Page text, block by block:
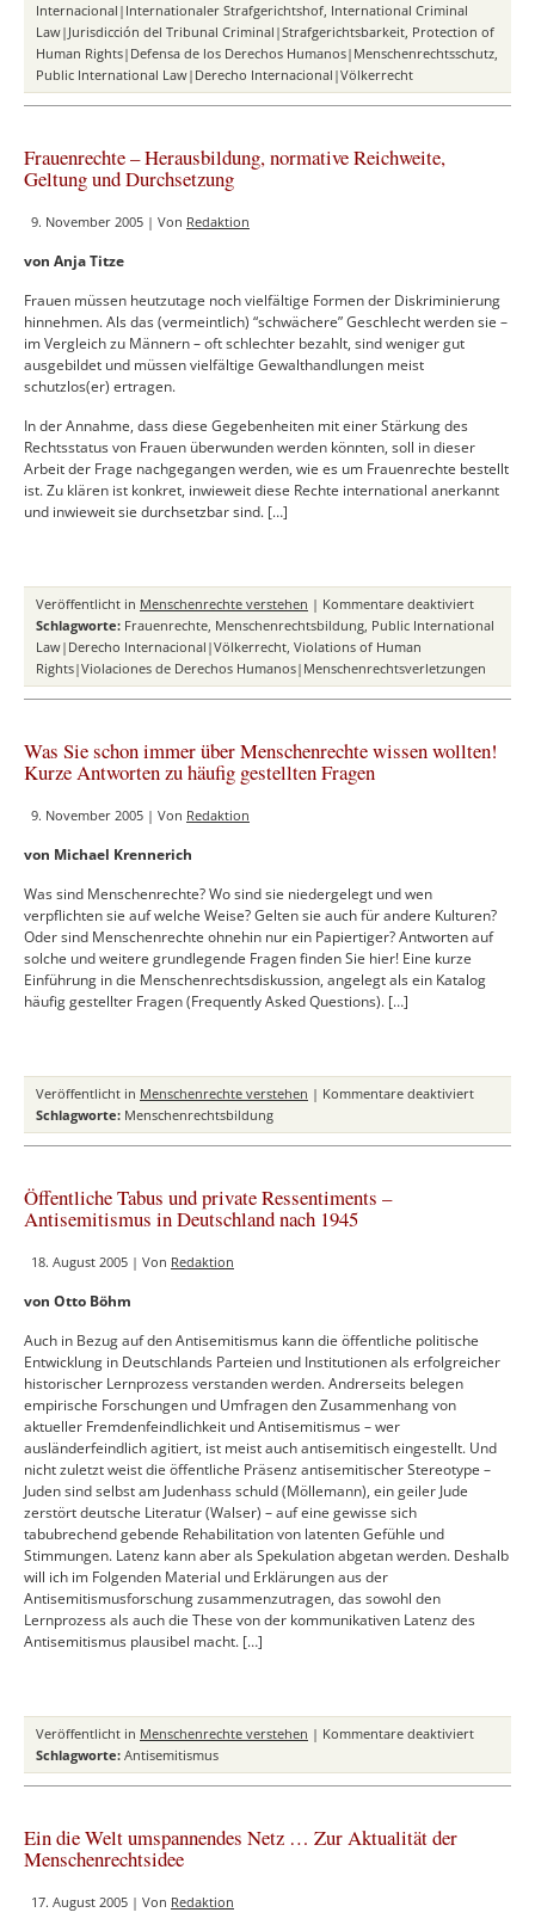
nach
Den
–
Internacional|Internationaler Strafgerichtshof, International Criminal
Law|Jurisdicción del Tribunal Criminal|Strafgerichtsbarkeit, Protection of
Human Rights|Defensa de los Derechos Humanos|Menschenrechtsschutz,
Public International Law|Derecho Internacional|Völkerrecht
Frauenrechte – Herausbildung, normative Reichweite,
Geltung und Durchsetzung
9. November 2005 | Von Redaktion
von Anja Titze
Frauen müssen heutzutage noch vielfältige Formen der Diskriminierung
hinnehmen. Als das (vermeintlich) “schwächere” Geschlecht werden sie –
im Vergleich zu Männern – oft schlechter bezahlt, sind weniger gut
ausgebildet und müssen vielfältige Gewalthandlungen meist
schutzlos(er) ertragen.
In der Annahme, dass diese Gegebenheiten mit einer Stärkung des
Rechtsstatus von Frauen überwunden werden könnten, soll in dieser
Arbeit der Frage nachgegangen werden, wie es um Frauenrechte bestellt
ist. Zu klären ist konkret, inwieweit diese Rechte international anerkannt
und inwieweit sie durchsetzbar sind. […]
Veröffentlicht in Menschenrechte verstehen | Kommentare deaktiviertfür
und
Schlagworte: Frauenrechte, Menschenrechtsbildung, Public International
Law|Derecho Internacional|Völkerrecht, Violations of Human
Rights|Violaciones de Derechos Humanos|Menschenrechtsverletzungen
Was Sie schon immer über Menschenrechte wissen wollten!
Kurze Antworten zu häufig gestellten Fragen
9. November 2005 | Von Redaktion
von Michael Krennerich
Was sind Menschenrechte? Wo sind sie niedergelegt und wen
verpflichten sie auf welche Weise? Gelten sie auch für andere Kulturen?
Oder sind Menschenrechte ohnehin nur ein Papiertiger? Antworten auf
solche und weitere grundlegende Fragen finden Sie hier! Eine kurze
Einführung in die Menschenrechtsdiskussion, angelegt als ein Katalog
häufig gestellter Fragen (Frequently Asked Questions). […]
Veröffentlicht in Menschenrechte verstehen | Kommentare deaktiviertfür
Sie
häufig
gestellten
Schlagworte: Menschenrechtsbildung
Öffentliche Tabus und private Ressentiments –
Antisemitismus in Deutschland nach 1945
18. August 2005 | Von Redaktion
von Otto Böhm
Auch in Bezug auf den Antisemitismus kann die öffentliche politische
Entwicklung in Deutschlands Parteien und Institutionen als erfolgreicher
historischer Lernprozess verstanden werden. Andrerseits belegen
empirische Forschungen und Umfragen den Zusammenhang von
aktueller Fremdenfeindlichkeit und Antisemitismus – wer
ausländerfeindlich agitiert, ist meist auch antisemitisch eingestellt. Und
nicht zuletzt weist die öffentliche Präsenz antisemitischer Stereotype –
Juden sind selbst am Judenhass schuld (Möllemann), ein geiler Jude
zerstört deutsche Literatur (Walser) – auf eine gewisse sich
tabubrechend gebende Rehabilitation von latenten Gefühle und
Stimmungen. Latenz kann aber als Spekulation abgetan werden. Deshalb
will ich im Folgenden Material und Erklärungen aus der
Antisemitismusforschung zusammenzutragen, das sowohl den
Lernprozess als auch die These von der kommunikativen Latenz des
Antisemitismus plausibel macht. […]
Veröffentlicht in Menschenrechte verstehen | Kommentare deaktiviertfür
Tabus
Schlagworte: Antisemitismus
Ein die Welt umspannendes Netz … Zur Aktualität der
Menschenrechtsidee
17. August 2005 | Von Redaktion